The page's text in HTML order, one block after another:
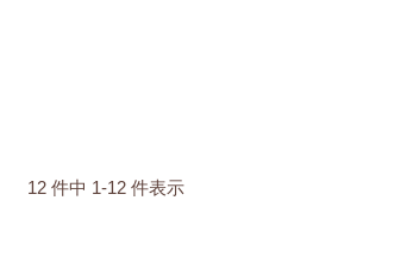
12 件中 1-12 件表示